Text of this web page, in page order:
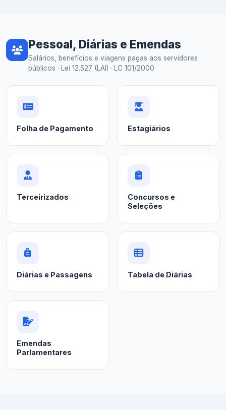
Pessoal, Diárias e Emendas
Salários, benefícios e viagens pagas aos servidores
públicos · Lei 12.527 (LAI) · LC 101/2000
Folha de Pagamento Estagiários
Terceirizados
Concursos e
Seleções
Diárias e Passagens Tabela de Diárias
Emendas
Parlamentares